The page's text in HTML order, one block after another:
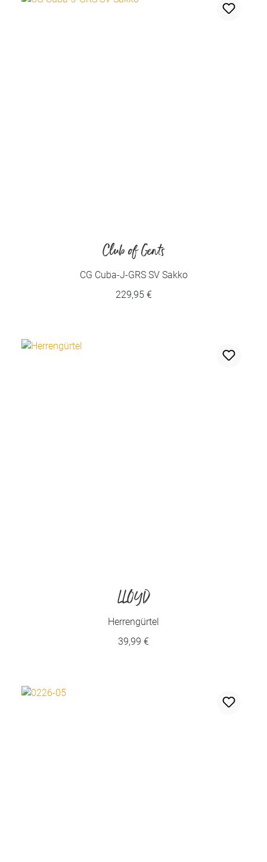
Club of Gents
CG Cuba-J-GRS SV Sakko
229,95 €
LLOYD
Herrengürtel
39,99 €